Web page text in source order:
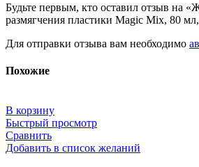
Будьте первым, кто оставил отзыв на
размягчения пластики Magic Mix, 80
Для отправки отзыва вам необходимо
Похожие
В корзину
Быстрый просмотр
Сравнить
Добавить в список желаний